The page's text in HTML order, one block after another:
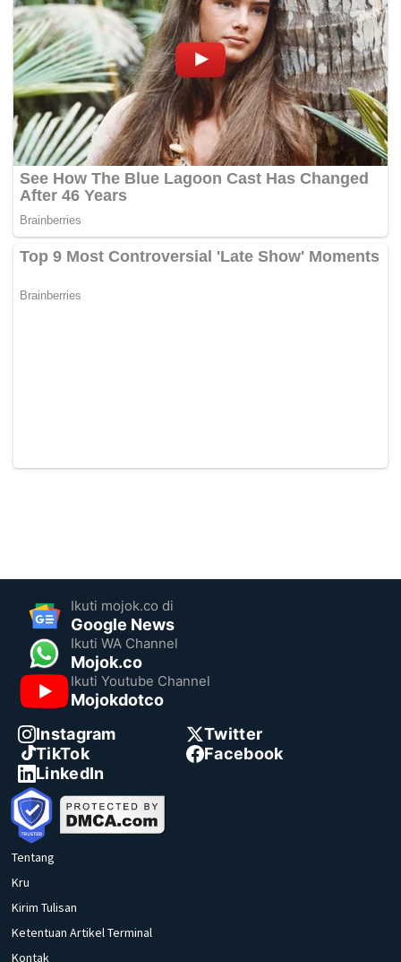
Ikuti mojok.co di
Google News
Ikuti WA Channel
Mojok.co
Ikuti Youtube Channel
Mojokdotco
Instagram
Twitter
TikTok
Facebook
LinkedIn
Tentang
Kru
Kirim Tulisan
Ketentuan Artikel Terminal
Kontak